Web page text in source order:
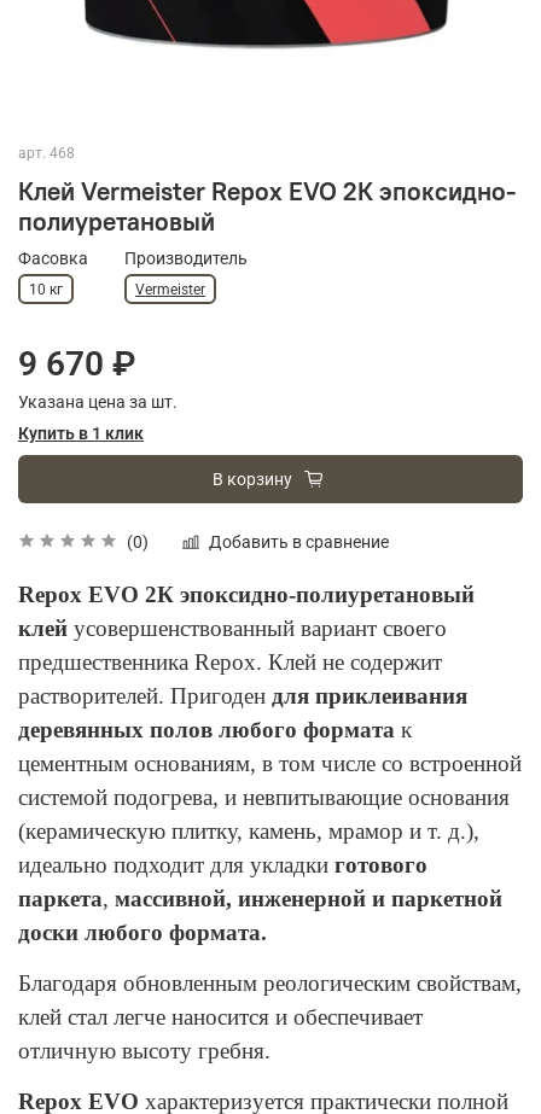
арт. 468
Клей Vermeister Repox EVO 2К эпоксидно-
полиуретановый
(0) Добавить в сравнение
Фасовка
10 кг
Производитель
Vermeister
9 670 ₽
Указана цена за шт.
Купить в 1 клик
В корзину
Repox EVO 2К эпоксидно-полиуретановый
клей усовершенствованный вариант своего
предшественника Repox. Клей не содержит
растворителей. Пригоден для приклеивания
деревянных полов любого формата к
цементным основаниям, в том числе со встроенной
системой подогрева, и невпитывающие основания
(керамическую плитку, камень, мрамор и т. д.),
идеально подходит для укладки готового
паркета, массивной, инженерной и паркетной
доски любого формата.
Благодаря обновленным реологическим свойствам,
клей стал легче наносится и обеспечивает
отличную высоту гребня.
Repox EVO характеризуется практически полной